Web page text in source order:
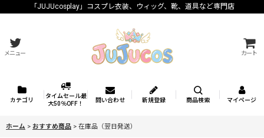
「JUJUcosplay」コスプレ衣装、ウィッグ、靴、道具など専門店
メニュー カート
カテゴリ
タイムセール最
大50％OFF！
問い合わせ 新規登録 商品検索 マイページ
ホーム > おすすめ商品 > 在庫品（翌日発送）